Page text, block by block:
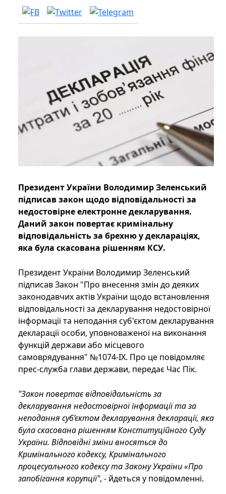
Президент України Володимир Зеленський
підписав закон щодо відповідальності за
недостовірне електронне декларування.
Даний закон повертає кримінальну
відповідальність за брехню у деклараціях,
яка була скасована рішенням КСУ.
Президент України Володимир Зеленський
підписав Закон "Про внесення змін до деяких
законодавчих актів України щодо встановлення
відповідальності за декларування недостовірної
інформації та неподання суб'єктом декларування
декларації особи, уповноваженої на виконання
функцій держави або місцевого
самоврядування" №1074-ІХ. Про це повідомляє
прес-служба глави держави, передає Час Пік.
"Закон повертає відповідальність за
декларування недостовірної інформації та за
неподання суб’єктом декларування декларації, яка
була скасована рішенням Конституційного Суду
України. Відповідні зміни вносяться до
Кримінального кодексу, Кримінального
процесуального кодексу та Закону України «Про
запобігання корупції", - йдеться у повідомленні.